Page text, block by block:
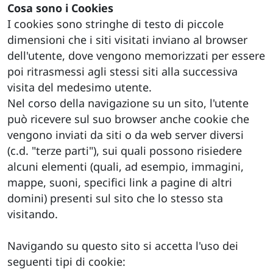
Cosa sono i Cookies
I cookies sono stringhe di testo di piccole
dimensioni che i siti visitati inviano al browser
dell'utente, dove vengono memorizzati per essere
poi ritrasmessi agli stessi siti alla successiva
visita del medesimo utente.
Nel corso della navigazione su un sito, l'utente
può ricevere sul suo browser anche cookie che
vengono inviati da siti o da web server diversi
(c.d. "terze parti"), sui quali possono risiedere
alcuni elementi (quali, ad esempio, immagini,
mappe, suoni, specifici link a pagine di altri
domini) presenti sul sito che lo stesso sta
visitando.
Navigando su questo sito si accetta l'uso dei
seguenti tipi di cookie: